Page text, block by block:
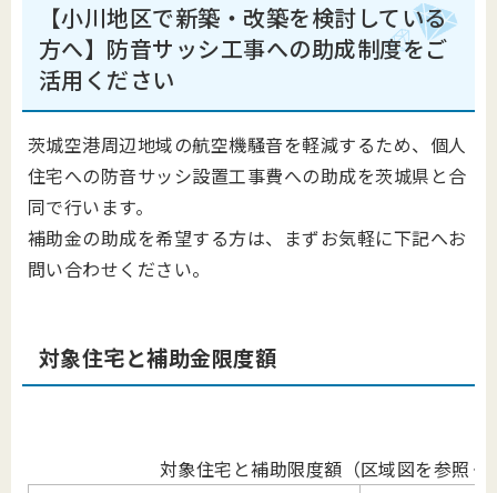
【小川地区で新築・改築を検討している
方へ】防音サッシ工事への助成制度をご
活用ください
茨城空港周辺地域の航空機騒音を軽減するため、個人
住宅への防音サッシ設置工事費への助成を茨城県と合
同で行います。
補助金の助成を希望する方は、まずお気軽に下記へお
問い合わせください。
対象住宅と補助金限度額
対象住宅と補助限度額（区域図を参照く